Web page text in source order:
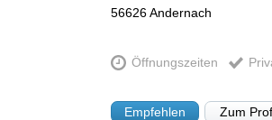
56626Andernach
Öffnungszeiten
Empfehlen Zum